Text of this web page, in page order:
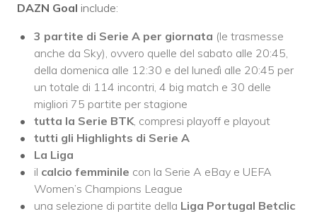
DAZN Goal include:
3 partite di Serie A per giornata (le trasmesse
anche da Sky), ovvero quelle del sabato alle 20:45,
della domenica alle 12:30 e del lunedì alle 20:45 per
un totale di 114 incontri, 4 big match e 30 delle
migliori 75 partite per stagione
tutta la Serie BTK, compresi playoff e playout
tutti gli Highlights di Serie A
La Liga
il calcio femminile con la Serie A eBay e UEFA
Women’s Champions League
una selezione di partite della Liga Portugal Betclic